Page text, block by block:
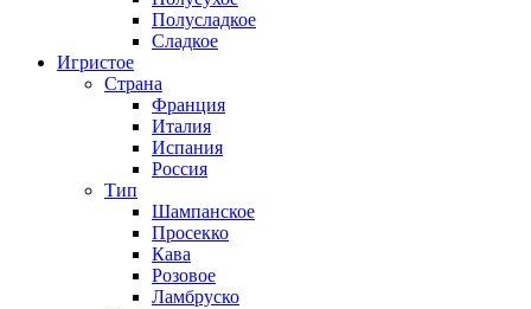
Полусладкое
Сладкое
Игристое
Страна
Франция
Италия
Испания
Россия
Тип
Шампанское
Просекко
Кава
Розовое
Ламбруско